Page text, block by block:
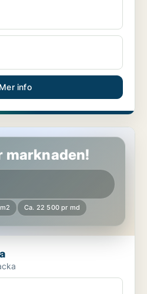
Mer info
marknaden!
Ca. 22 500 pr md